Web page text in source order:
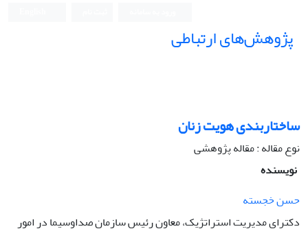
پژوهش‌های ارتباطی
ساختار‌بندی هویت زنان
نوع مقاله : مقاله پژوهشی
نویسنده
حسن خجسته
دکترای مدیریت استراتژیک، معاون رئیس سازمان صداوسیما در امور